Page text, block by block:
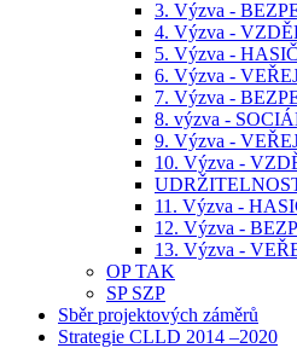
3. Výzva -
4. Výzva -
5. Výzva -
6. Výzva -
7. Výzva -
8. výzva -
9. Výzva -
10. Výzva -
11. Výzva -
12. Výzva -
13. Výzva -
OP TAK
SP SZP
Sběr projektových záměrů
Strategie CLLD 2014 –2020